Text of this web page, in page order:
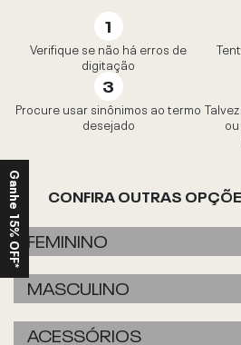
Verifique se não há erros de
digitação
Procure usar sinônimos ao termo
desejado
CONFIRA OUTRAS
FEMININO
MASCULINO
ACESSÓRIOS
Ganhe 15% OFF*